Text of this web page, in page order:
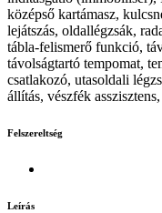
középső kartámasz,
lejátszás, oldallégzsák,
tábla-felismerő funkció,
távolságtartó tempomat,
csatlakozó, utasoldali
állítás, vészfék
Felszereltség
Leírás